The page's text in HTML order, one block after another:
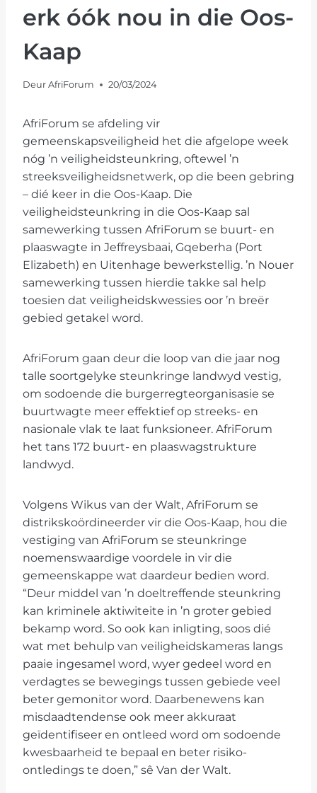
erk óók nou in die Oos-
Kaap
Deur AfriForum 20/03/2024
AfriForum se afdeling vir
gemeenskapsveiligheid het die afgelope week
nóg ’n veiligheidsteunkring, oftewel ’n
streeksveiligheidsnetwerk, op die been gebring
– dié keer in die Oos-Kaap. Die
veiligheidsteunkring in die Oos-Kaap sal
samewerking tussen AfriForum se buurt- en
plaaswagte in Jeffreysbaai, Gqeberha (Port
Elizabeth) en Uitenhage bewerkstellig. ’n Nouer
samewerking tussen hierdie takke sal help
toesien dat veiligheidskwessies oor ’n breër
gebied getakel word.
AfriForum gaan deur die loop van die jaar nog
talle soortgelyke steunkringe landwyd vestig,
om sodoende die burgerregteorganisasie se
buurtwagte meer effektief op streeks- en
nasionale vlak te laat funksioneer. AfriForum
het tans 172 buurt- en plaaswagstrukture
landwyd.
Volgens Wikus van der Walt, AfriForum se
distrikskoördineerder vir die Oos-Kaap, hou die
vestiging van AfriForum se steunkringe
noemenswaardige voordele in vir die
gemeenskappe wat daardeur bedien word.
“Deur middel van ’n doeltreffende steunkring
kan kriminele aktiwiteite in ’n groter gebied
bekamp word. So ook kan inligting, soos dié
wat met behulp van veiligheidskameras langs
paaie ingesamel word, wyer gedeel word en
verdagtes se bewegings tussen gebiede veel
beter gemonitor word. Daarbenewens kan
misdaadtendense ook meer akkuraat
geïdentifiseer en ontleed word om sodoende
kwesbaarheid te bepaal en beter risiko-
ontledings te doen,” sê Van der Walt.